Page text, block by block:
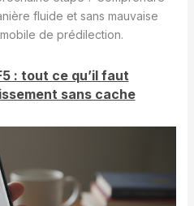
fluide et sans mauvaise
de prédilection.
: tout ce qu’il faut
sans cache